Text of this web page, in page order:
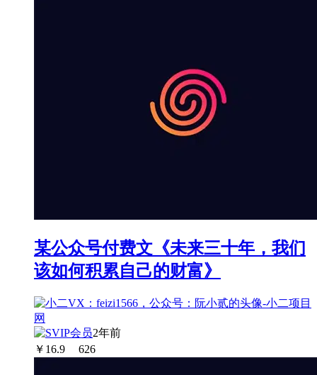
某公众号付费文《未来三十年，我们
该如何积累自己的财富》
2年前
￥ 16.9 626